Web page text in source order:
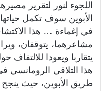
اللجوء لنور لتقرير
الأبوين سوف تكمل
في إغماءة … هذا
مشاعرهما، يتوقفان،
يتقاربا ويعودا للالتفاف
هذا التلاقي الرومانسي
طريق الأبوين، حيث ينجح